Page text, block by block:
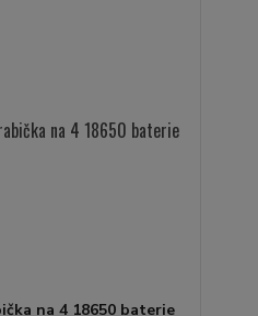
na 4 18650 baterie